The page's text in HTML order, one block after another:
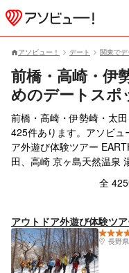
アソビュー！ デート 関東でデ
前橋・高崎・伊
めのデートスポ
前橋・高崎・伊勢崎・太
425件あります。アソビュ
ア外遊び体験ツアー
田、高崎 京ヶ島天然温泉
全
アウトドア外遊び体験ツ
長野県